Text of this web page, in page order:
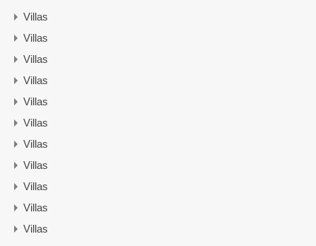
Villas
Villas
Villas
Villas
Villas
Villas
Villas
Villas
Villas
Villas
Villas